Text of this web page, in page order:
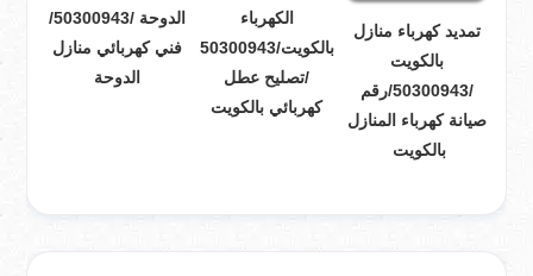
تمديد كهرباء منازل
بالكويت
/50300943/رقم
صيانة كهرباء المنازل
بالكويت
الكهرباء
بالكويت/50300943
/تصليح عطل
كهربائي بالكويت
الدوحة /50300943/
فني كهربائي منازل
الدوحة